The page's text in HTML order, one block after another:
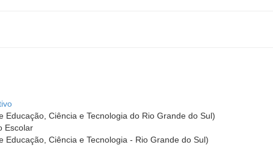
Educação, Ciência e Tecnologia do Rio Grande do Sul)
Escolar
Educação, Ciência e Tecnologia - Rio Grande do Sul)